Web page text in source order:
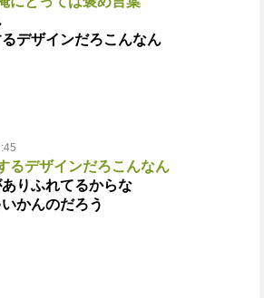
デザインだろこんなん
るデザインだろこんなん
りふれてるからな
かんのだろう